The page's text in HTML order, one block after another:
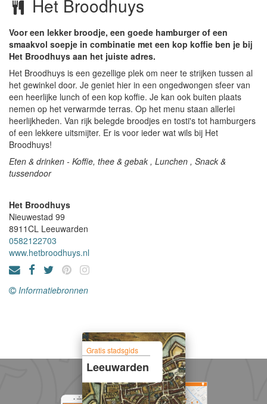
Het Broodhuys
Voor een lekker broodje, een goede hamburger of een
smaakvol soepje in combinatie met een kop koffie ben je bij
Het Broodhuys aan het juiste adres.
Het Broodhuys is een gezellige plek om neer te strijken tussen al
het gewinkel door. Je geniet hier in een ongedwongen sfeer van
een heerlijke lunch of een kop koffie. Je kan ook buiten plaats
nemen op het verwarmde terras. Op het menu staan allerlei
heerlijkheden. Van rijk belegde broodjes en tosti's tot hamburgers
of een lekkere uitsmijter. Er is voor ieder wat wils bij Het
Broodhuys!
Eten & drinken - Koffie, thee & gebak , Lunchen , Snack &
tussendoor
Het Broodhuys
Nieuwestad 99
8911CL Leeuwarden
0582122703
www.hetbroodhuys.nl
Informatiebronnen
Gratis stadsgids
Leeuwarden